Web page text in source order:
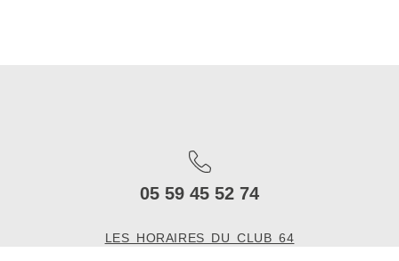
05 59 45 52 74
LES HORAIRES DU CLUB 64